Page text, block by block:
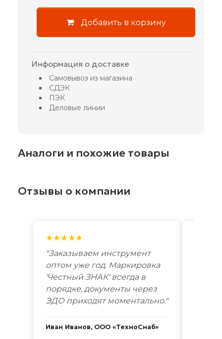
Добавить в корзину
Информация о доставке
Самовывоз из магазина
СДЭК
ПЭК
Деловые линии
Аналоги и похожие товары
Отзывы о компании
★★★★★
"Заказываем инструмент
оптом уже год. Маркировка
'Честный ЗНАК' всегда в
порядке, документы через
ЭДО приходят моментально."
Иван Иванов, ООО «ТехноСнаб»